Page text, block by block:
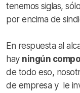
tenemos siglas,
por encima de
En respuesta al
hay ningún
de todo eso,
de empresa y le